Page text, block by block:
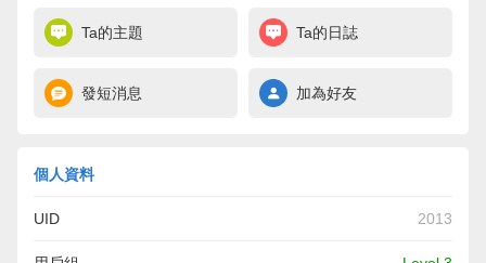
Ta的主題 Ta的日誌
發短消息 加為好友
個人資料
UID 2013